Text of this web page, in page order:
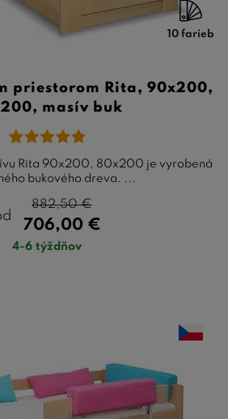
10 farieb
priestorom Rita, 90x200,
masív buk
Rita 90x200, 80x200 je vyrobená
bukového dreva. ...
706,00 €
882,50€
4-6 týždňov